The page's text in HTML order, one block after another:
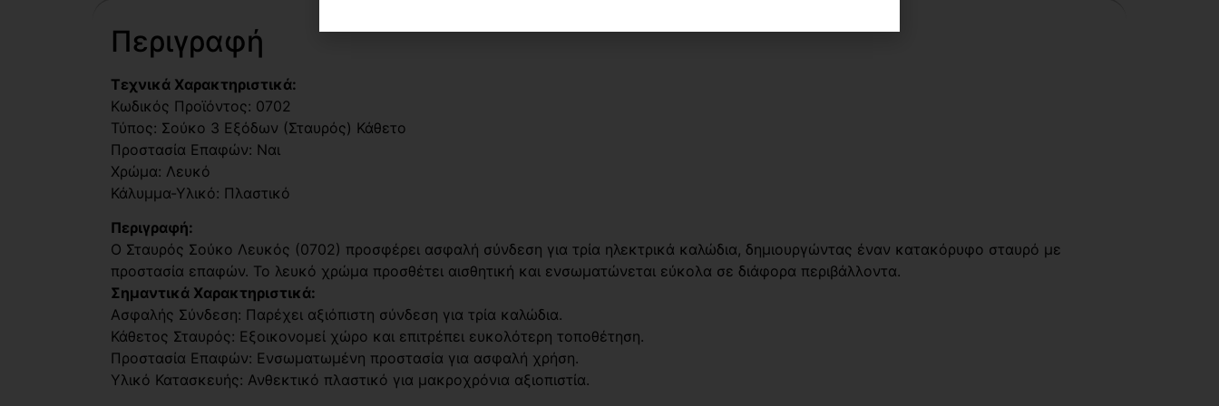
Περιγραφή
Τεχνικά Χαρακτηριστικά:
Κωδικός Προϊόντος: 0702
Τύπος: Σούκο 3 Εξόδων (Σταυρός) Κάθετο
Προστασία Επαφών: Ναι
Χρώμα: Λευκό
Κάλυμμα-Υλικό: Πλαστικό
Περιγραφή:
Ο Σταυρός Σούκο Λευκός (0702) προσφέρει ασφαλή σύνδεση για τρία ηλεκτρικά καλώδια, δημιουργώντας έναν κατακόρυφο σταυρό με
προστασία επαφών. Το λευκό χρώμα προσθέτει αισθητική και ενσωματώνεται εύκολα σε διάφορα περιβάλλοντα.
Σημαντικά Χαρακτηριστικά:
Ασφαλής Σύνδεση: Παρέχει αξιόπιστη σύνδεση για τρία καλώδια.
Κάθετος Σταυρός: Εξοικονομεί χώρο και επιτρέπει ευκολότερη τοποθέτηση.
Προστασία Επαφών: Ενσωματωμένη προστασία για ασφαλή χρήση.
Υλικό Κατασκευής: Ανθεκτικό πλαστικό για μακροχρόνια αξιοπιστία.